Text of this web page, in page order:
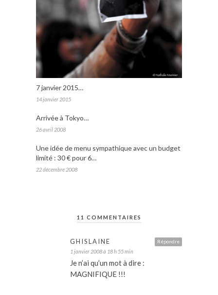
7 janvier 2015…
14 janvier 2015
Arrivée à Tokyo…
26 avril 2008
Une idée de menu sympathique avec un budget
limité : 30 € pour 6…
22 décembre 2008
11 COMMENTAIRES
Répondre
GHISLAINE
1 janvier 2008 à 18 h 55 min
Je n’ai qu’un mot à dire :
MAGNIFIQUE !!!